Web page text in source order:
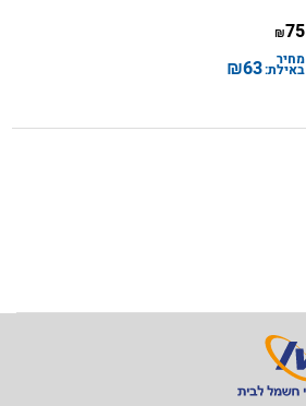
75
₪
מחיר
באילת:63
₪